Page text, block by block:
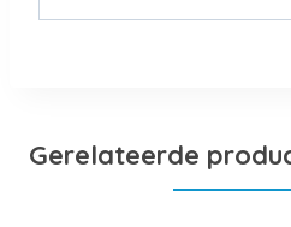
Gerelateerde